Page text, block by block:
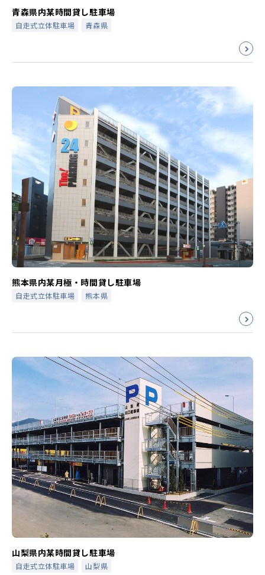
青森県内某時間貸し駐車場
自走式立体駐車場 青森県
熊本県内某月極・時間貸し駐車場
自走式立体駐車場 熊本県
山梨県内某時間貸し駐車場
自走式立体駐車場 山梨県